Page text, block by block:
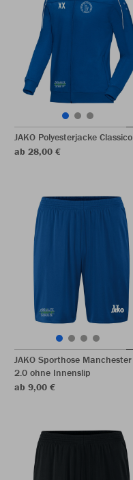
JAKO Polyesterjacke Classico
ab 28,00 €
JAKO Sporthose Manchester
2.0 ohne Innenslip
ab 9,00 €